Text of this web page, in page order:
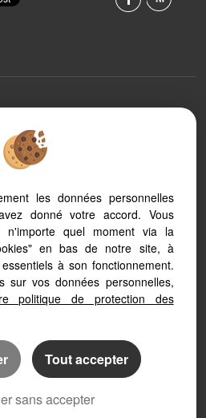
adapts to different types of screens
Real Estate software
Real Estate website
SEO real estate
les données personnelles
donné votre accord. Vous
quel moment via la
en bas de notre site, à
à son fonctionnement.
sur vos données personnelles,
politique de protection des
Tout accepter
sans accepter